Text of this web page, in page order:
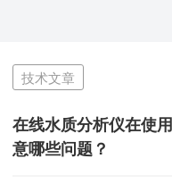
技术文章
在线水质分析仪在使
意哪些问题？